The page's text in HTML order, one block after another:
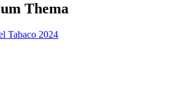
Thema
Tabaco 2024